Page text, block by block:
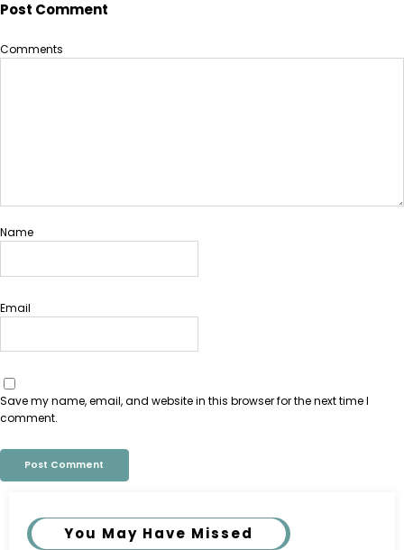
Post Comment
Comments
Name
Email
Save my name, email, and website in this browser for the next time I
comment.
You May Have Missed